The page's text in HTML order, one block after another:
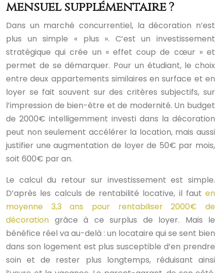
mensuel supplémentaire ?
Dans un marché concurrentiel, la décoration n’est
plus un simple « plus ». C’est un investissement
stratégique qui crée un « effet coup de cœur » et
permet de se démarquer. Pour un étudiant, le choix
entre deux appartements similaires en surface et en
loyer se fait souvent sur des critères subjectifs, sur
l’impression de bien-être et de modernité. Un budget
de 2000€ intelligemment investi dans la décoration
peut non seulement accélérer la location, mais aussi
justifier une augmentation de loyer de 50€ par mois,
soit 600€ par an.
Le calcul du retour sur investissement est simple.
D’après les calculs de rentabilité locative, il faut en
moyenne 3,3 ans pour rentabiliser 2000€ de
décoration grâce à ce surplus de loyer. Mais le
bénéfice réel va au-delà : un locataire qui se sent bien
dans son logement est plus susceptible d’en prendre
soin et de rester plus longtemps, réduisant ainsi